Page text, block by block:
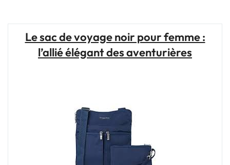
Le sac de voyage noir pour femme :
l’allié élégant des aventurières